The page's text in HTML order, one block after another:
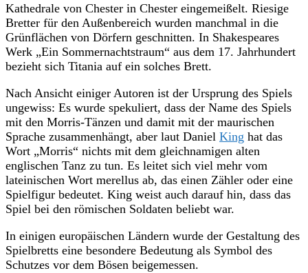
Kathedrale von Chester in Chester eingemeißelt. Riesige
Bretter für den Außenbereich wurden manchmal in die
Grünflächen von Dörfern geschnitten. In Shakespeares
Werk „Ein Sommernachtstraum“ aus dem 17. Jahrhundert
bezieht sich Titania auf ein solches Brett.
Nach Ansicht einiger Autoren ist der Ursprung des Spiels
ungewiss: Es wurde spekuliert, dass der Name des Spiels
mit den Morris-Tänzen und damit mit der maurischen
Sprache zusammenhängt, aber laut Daniel King hat das
Wort „Morris“ nichts mit dem gleichnamigen alten
englischen Tanz zu tun. Es leitet sich viel mehr vom
lateinischen Wort merellus ab, das einen Zähler oder eine
Spielfigur bedeutet. King weist auch darauf hin, dass das
Spiel bei den römischen Soldaten beliebt war.
In einigen europäischen Ländern wurde der Gestaltung des
Spielbretts eine besondere Bedeutung als Symbol des
Schutzes vor dem Bösen beigemessen.